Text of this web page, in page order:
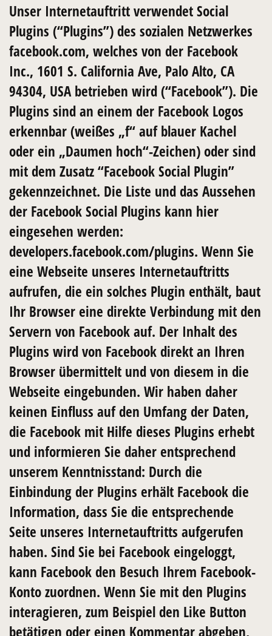
Unser Internetauftritt verwendet Social
Plugins (“Plugins”) des sozialen Netzwerkes
facebook.com, welches von der Facebook
Inc., 1601 S. California Ave, Palo Alto, CA
94304, USA betrieben wird (“Facebook”). Die
Plugins sind an einem der Facebook Logos
erkennbar (weißes „f“ auf blauer Kachel
oder ein „Daumen hoch“-Zeichen) oder sind
mit dem Zusatz “Facebook Social Plugin”
gekennzeichnet. Die Liste und das Aussehen
der Facebook Social Plugins kann hier
eingesehen werden:
developers.facebook.com/plugins. Wenn Sie
eine Webseite unseres Internetauftritts
aufrufen, die ein solches Plugin enthält, baut
Ihr Browser eine direkte Verbindung mit den
Servern von Facebook auf. Der Inhalt des
Plugins wird von Facebook direkt an Ihren
Browser übermittelt und von diesem in die
Webseite eingebunden. Wir haben daher
keinen Einfluss auf den Umfang der Daten,
die Facebook mit Hilfe dieses Plugins erhebt
und informieren Sie daher entsprechend
unserem Kenntnisstand: Durch die
Einbindung der Plugins erhält Facebook die
Information, dass Sie die entsprechende
Seite unseres Internetauftritts aufgerufen
haben. Sind Sie bei Facebook eingeloggt,
kann Facebook den Besuch Ihrem Facebook-
Konto zuordnen. Wenn Sie mit den Plugins
interagieren, zum Beispiel den Like Button
betätigen oder einen Kommentar abgeben,